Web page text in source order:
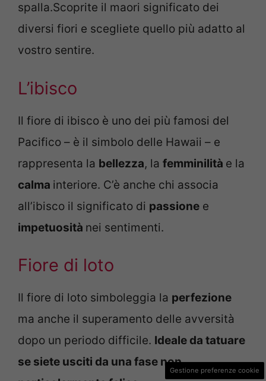
spalla.Scoprite il maori significato dei
diversi fiori e scegliete quello più adatto al
vostro sentire.
L’ibisco
Il fiore di ibisco è uno dei più famosi del
Pacifico – è il simbolo delle Hawaii – e
rappresenta la bellezza, la femminilità e la
calma interiore. C’è anche chi associa
all’ibisco il significato di passione e
impetuosità nei sentimenti.
Fiore di loto
Il fiore di loto simboleggia la perfezione
ma anche il superamento delle avversità
dopo un periodo difficile. Ideale da tatuare
se siete usciti da una fase non
Gestione preferenze cookie